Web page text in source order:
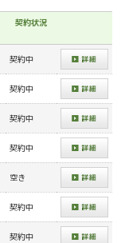
契約状況
契約中
契約中
契約中
契約中
空き
契約中
契約中